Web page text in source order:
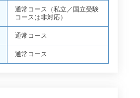
通常コース（私立／国立受験
コースは非対応）
通常コース
通常コース